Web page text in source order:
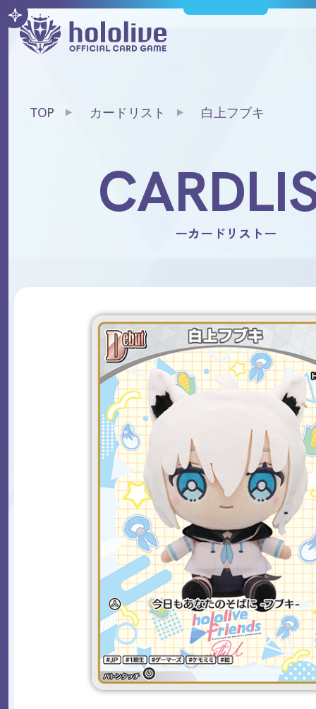
TOP カードリスト 白上フブキ
ーカードリストー